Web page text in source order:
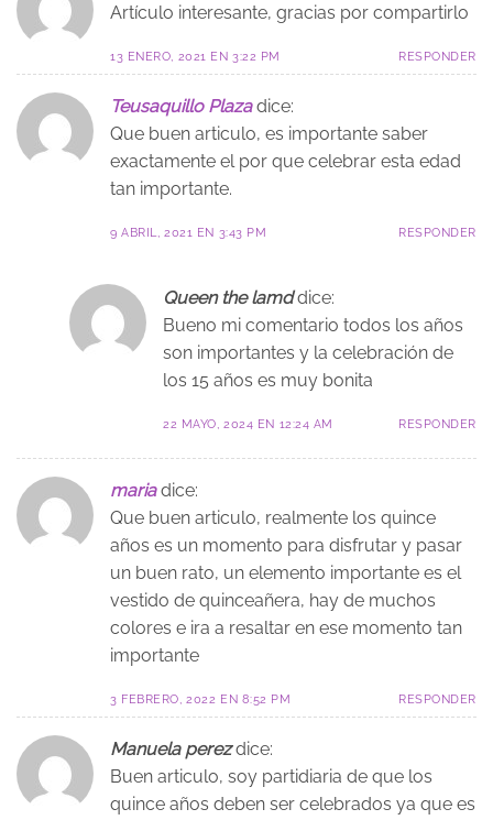
Artículo interesante, gracias por compartirlo
13 ENERO, 2021 EN 3:22 PM RESPONDER
Teusaquillo Plaza dice:
Que buen articulo, es importante saber
exactamente el por que celebrar esta edad
tan importante.
9 ABRIL, 2021 EN 3:43 PM RESPONDER
Queen the lamd dice:
Bueno mi comentario todos los años
son importantes y la celebración de
los 15 años es muy bonita
22 MAYO, 2024 EN 12:24 AM RESPONDER
maria dice:
Que buen articulo, realmente los quince
años es un momento para disfrutar y pasar
un buen rato, un elemento importante es el
vestido de quinceañera, hay de muchos
colores e ira a resaltar en ese momento tan
importante
3 FEBRERO, 2022 EN 8:52 PM RESPONDER
Manuela perez dice:
Buen articulo, soy partidiaria de que los
quince años deben ser celebrados ya que es